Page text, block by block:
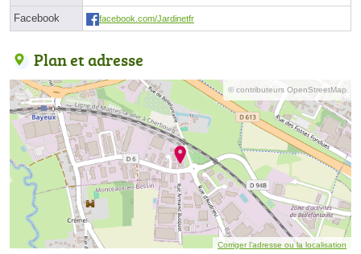
Facebook facebook.com/Jardinetfr
Plan et adresse
© contributeurs OpenStreetMap
Corriger l’adresse ou la localisation